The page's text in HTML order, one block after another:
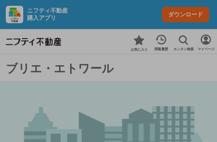
ニフティ不動産
購入アプリ
ダウンロード
お気に入り 閲覧履歴 カンタン検索 マイページ
ブリエ・エトワール